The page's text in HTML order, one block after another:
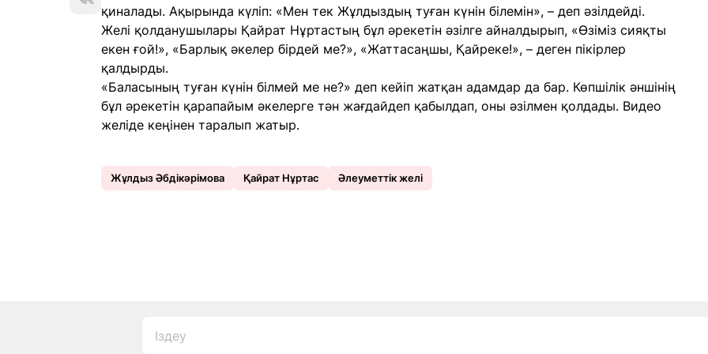
қиналады. Ақырында күліп: «Мен тек Жұлдыздың туған күнін білемін», – деп әзілдейді.
Желі қолданушылары Қайрат Нұртастың бұл әрекетін әзілге айналдырып, «Өзіміз сияқты
екен ғой!», «Барлық әкелер бірдей ме?», «Жаттасаңшы, Қайреке!», – деген пікірлер
қалдырды.
«Баласының туған күнін білмей ме не?» деп кейіп жатқан адамдар да бар. Көпшілік әншінің
бұл әрекетін қарапайым әкелерге тән жағдайдеп қабылдап, оны әзілмен қолдады. Видео
желіде кеңінен таралып жатыр.
Жұлдыз Әбдікәрімова Қайрат Нұртас Әлеуметтік желі